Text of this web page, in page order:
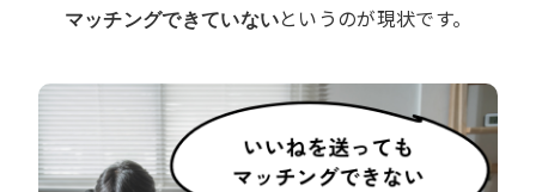
マッチングできていないというのが現状です。